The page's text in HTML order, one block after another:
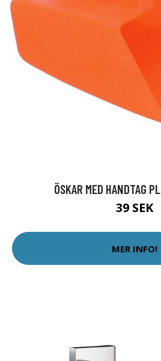
ÖSKAR MED HANDTAG
39 SEK
MER INFO!